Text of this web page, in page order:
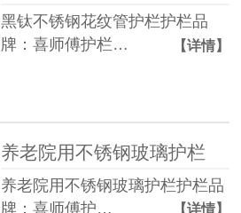
黑钛不锈钢花纹管护栏护栏品
牌：喜师傅护栏…
【详情】
养老院用不锈钢玻璃护栏
养老院用不锈钢玻璃护栏护栏品
牌：喜师傅护…
【详情】